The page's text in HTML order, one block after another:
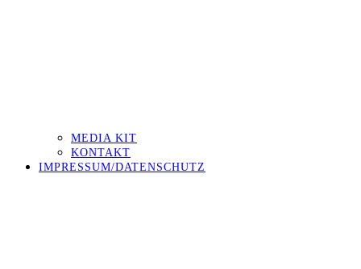
MEDIA KIT
KONTAKT
IMPRESSUM/DATENSCHUTZ